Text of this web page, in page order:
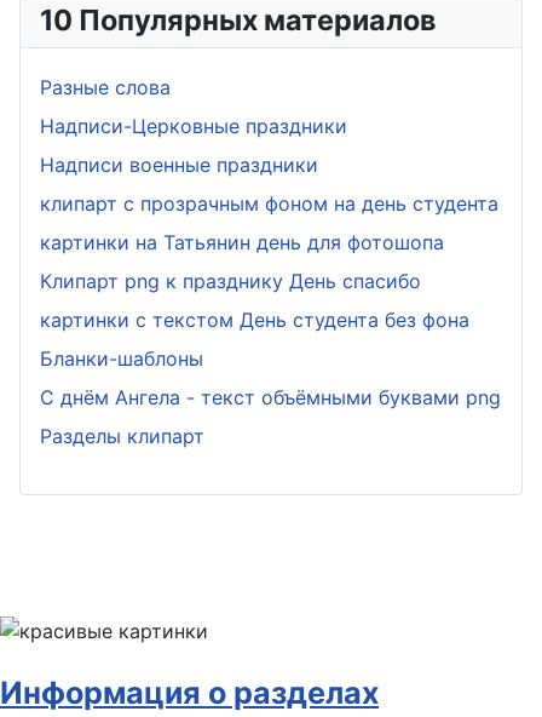
10 Популярных материалов
Разные слова
Надписи-Церковные праздники
Надписи военные праздники
клипарт с прозрачным фоном на день студента
картинки на Татьянин день для фотошопа
Клипарт png к празднику День спасибо
картинки с текстом День студента без фона
Бланки-шаблоны
С днём Ангела - текст объёмными буквами png
Разделы клипарт
Информация о разделах